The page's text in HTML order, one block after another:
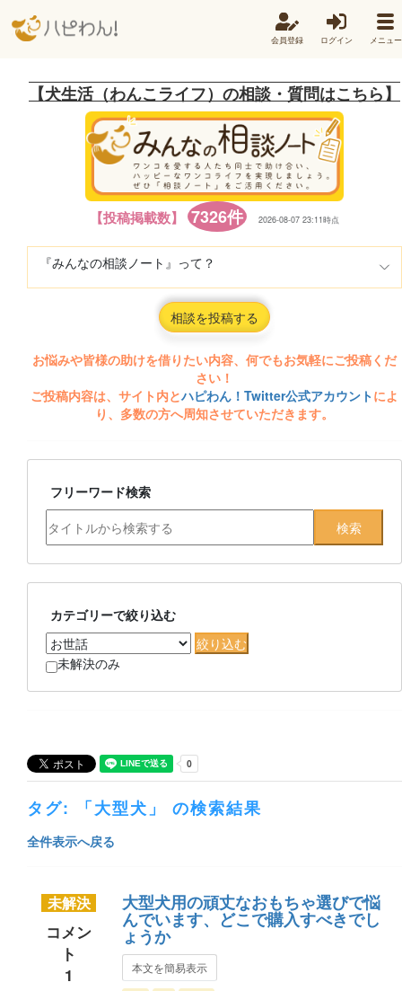
会員登録 ログイン メニュー
【犬生活（わんこライフ）の相談・質問はこちら】
【投稿掲載数】 7326件 2026-08-07 23:11時点
『みんなの相談ノート』って？
相談を投稿する
お悩みや皆様の助けを借りたい内容、何でもお気軽にご投稿くだ
さい！
ご投稿内容は、サイト内とハピわん！Twitter公式アカウントによ
り、多数の方へ周知させていただきます。
フリーワード検索
カテゴリーで絞り込む
未解決のみ
タグ: 「大型犬」 の検索結果
全件表示へ戻る
未解決
コメン
ト
1
大型犬用の頑丈なおもちゃ選びで悩
んでいます、どこで購入すべきでし
ょうか
本文を簡易表示